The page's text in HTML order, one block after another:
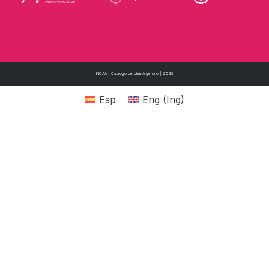
INCAA | Catálogo de cine Argentino | 2023
Esp Eng (Ing)